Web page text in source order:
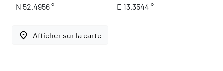
N 52.4956 ° E 13.3544 °
place Afficher sur la carte